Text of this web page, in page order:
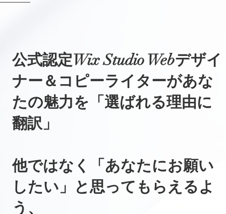
公式認定Wix Studio Webデザイ
ナー＆コピーライターがあな
たの魅力を「選ばれる理由に
翻訳」
他ではなく「あなたにお願い
したい」と思ってもらえるよ
う、